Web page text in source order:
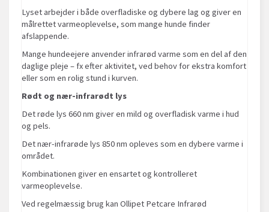
Lyset arbejder i både overfladiske og dybere lag og giver en
målrettet varmeoplevelse, som mange hunde finder
afslappende.
Mange hundeejere anvender infrarød varme som en del af den
daglige pleje – fx efter aktivitet, ved behov for ekstra komfort
eller som en rolig stund i kurven.
Rødt og nær-infrarødt lys
Det røde lys 660 nm giver en mild og overfladisk varme i hud
og pels.
Det nær-infrarøde lys 850 nm opleves som en dybere varme i
området.
Kombinationen giver en ensartet og kontrolleret
varmeoplevelse.
Ved regelmæssig brug kan Ollipet Petcare Infrarød